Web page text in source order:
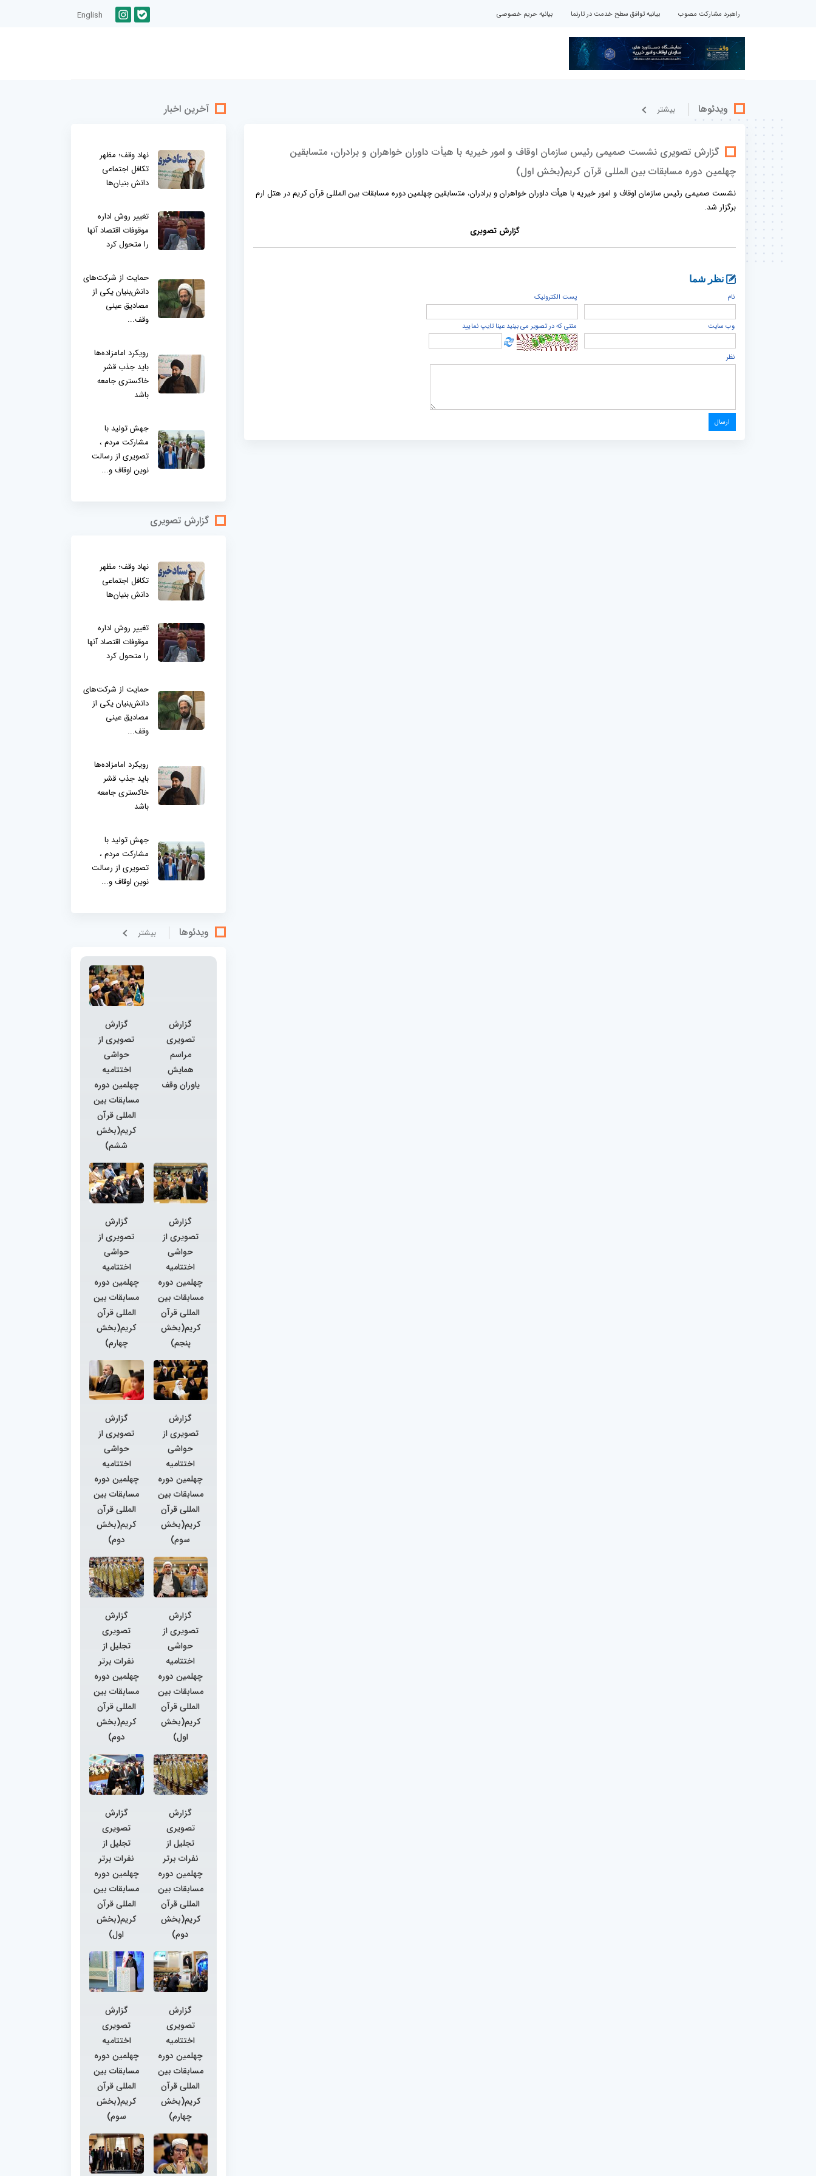
راهبرد مشارکت مصوب بیانیه توافق سطح خدمت در تارنما بیانیه حریم خصوصی English
ویدئوها بيشتر
گزارش تصویری نشست صمیمی رئیس سازمان اوقاف و امور خیریه با هیأت داوران خواهران و برادران، متسابقین
چهلمین دوره مسابقات بین المللی قرآن کریم(بخش اول)
نشست صمیمی رئیس سازمان اوقاف و امور خیریه با هیأت داوران خواهران و برادران، متسابقین چهلمین دوره مسابقات بین المللی قرآن کریم در هتل ارم
برگزار شد.
گزارش تصویری
نظر شما
نام
پست الكترونيک
وب سایت متنی که در تصویر می بینید عینا تایپ نمایید
نظر
آخرین اخبار
نهاد وقف؛ مظهر
تکافل اجتماعی
دانش بنیان‌ها
تغییر روش اداره
موقوفات اقتصاد آنها
را متحول کرد
حمایت از شرکت‌های
دانش‌بنیان یکی از
مصادیق عینی
وقف...
رویکرد امامزاده‌ها
باید جذب قشر
خاکستری جامعه
باشد
جهش تولید با
مشارکت مردم ،
تصویری از رسالت
نوین اوقاف و...
گزارش تصویری
نهاد وقف؛ مظهر
تکافل اجتماعی
دانش بنیان‌ها
تغییر روش اداره
موقوفات اقتصاد آنها
را متحول کرد
حمایت از شرکت‌های
دانش‌بنیان یکی از
مصادیق عینی
وقف...
رویکرد امامزاده‌ها
باید جذب قشر
خاکستری جامعه
باشد
جهش تولید با
مشارکت مردم ،
تصویری از رسالت
نوین اوقاف و...
ویدئوها بيشتر
گزارش
تصویری
مراسم
همایش
یاوران وقف
گزارش
تصویری از
حواشی
اختتامیه
چهلمین دوره
مسابقات بین
المللی قرآن
کریم(بخش
ششم)
گزارش
تصویری از
حواشی
اختتامیه
چهلمین دوره
مسابقات بین
المللی قرآن
کریم(بخش
پنجم)
گزارش
تصویری از
حواشی
اختتامیه
چهلمین دوره
مسابقات بین
المللی قرآن
کریم(بخش
چهارم)
گزارش
تصویری از
حواشی
اختتامیه
چهلمین دوره
مسابقات بین
المللی قرآن
کریم(بخش
سوم)
گزارش
تصویری از
حواشی
اختتامیه
چهلمین دوره
مسابقات بین
المللی قرآن
کریم(بخش
دوم)
گزارش
تصویری از
حواشی
اختتامیه
چهلمین دوره
مسابقات بین
المللی قرآن
کریم(بخش
اول)
گزارش
تصویری
تجلیل از
نفرات برتر
چهلمین دوره
مسابقات بین
المللی قرآن
کریم(بخش
دوم)
گزارش
تصویری
تجلیل از
نفرات برتر
چهلمین دوره
مسابقات بین
المللی قرآن
کریم(بخش
دوم)
گزارش
تصویری
تجلیل از
نفرات برتر
چهلمین دوره
مسابقات بین
المللی قرآن
کریم(بخش
اول)
گزارش
تصویری
اختتامیه
چهلمین دوره
مسابقات بین
المللی قرآن
کریم(بخش
چهارم)
گزارش
تصویری
اختتامیه
چهلمین دوره
مسابقات بین
المللی قرآن
کریم(بخش
سوم)